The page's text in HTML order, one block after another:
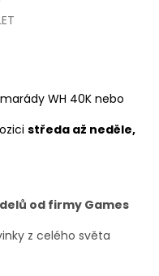
WH 40K nebo
středa až neděle,
od firmy Games
z celého světa